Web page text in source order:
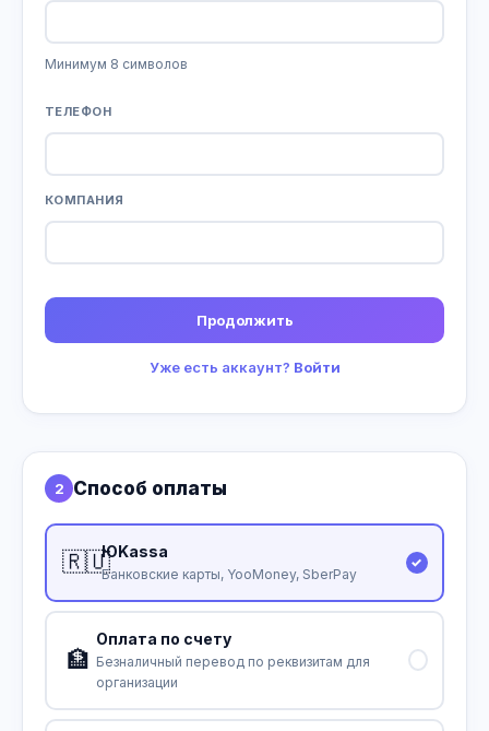
Минимум 8 символов
ТЕЛЕФОН
КОМПАНИЯ
Продолжить
Уже есть аккаунт? Войти
2 Способ оплаты
🇷🇺ЮKassa
Банковские карты, YooMoney, SberPay
🏦
Оплата по счету
Безналичный перевод по реквизитам для
организации